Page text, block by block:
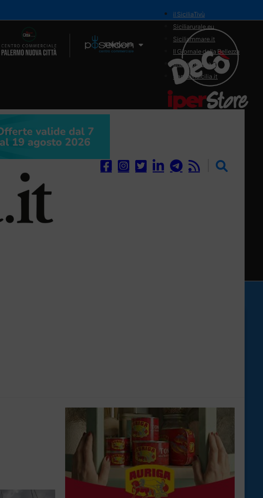
Il Network
il SiciliaTivù
Siciliarurale.eu
Siciliammare.it
Il Giornale della Bellezza
Siciliamedica.it
Sanitainsicilia.it